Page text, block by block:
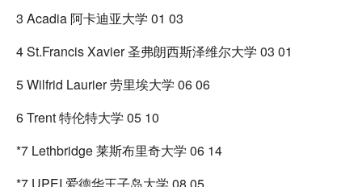
3 Acadia 阿卡迪亚大学 01 03
4 St.Francis Xavier 圣弗朗西斯泽维尔大学 03 01
5 Wilfrid Laurier 劳里埃大学 06 06
6 Trent 特伦特大学 05 10
*7 Lethbridge 莱斯布里奇大学 06 14
*7 UPEI 爱德华王子岛大学 08 05